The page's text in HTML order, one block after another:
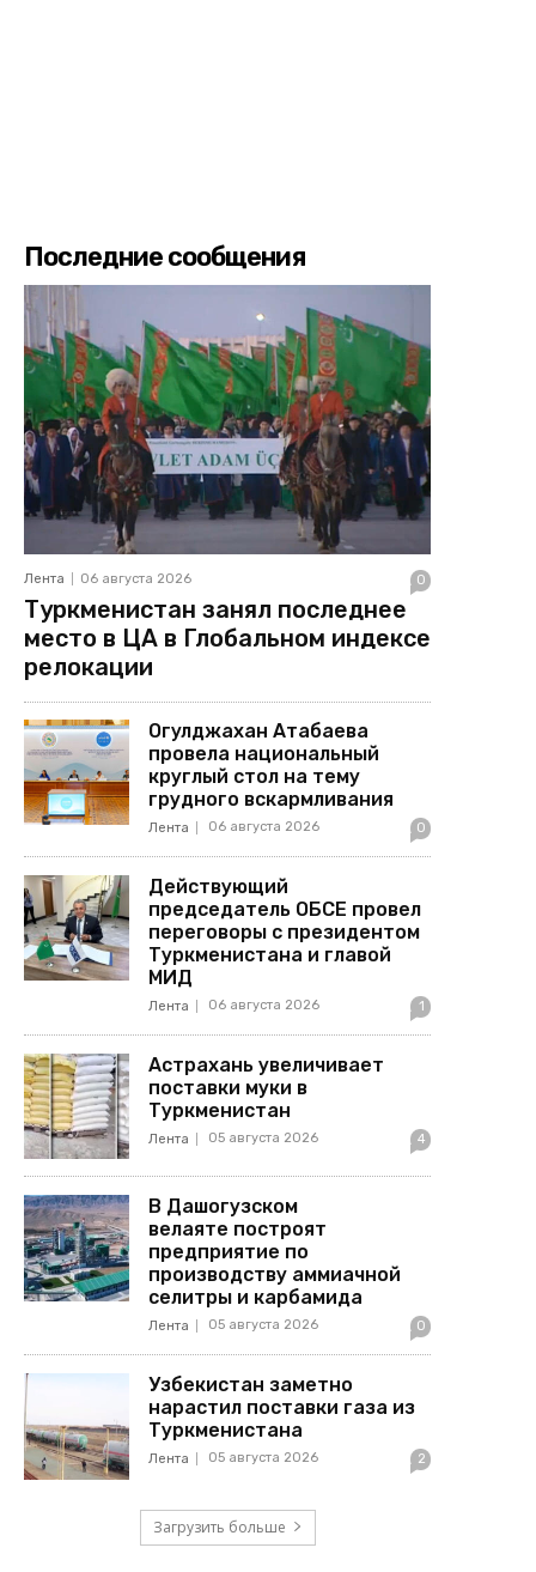
Последние сообщения
Лента 06 августа 2026 0
Туркменистан занял последнее
место в ЦА в Глобальном индексе
релокации
Огулджахан Атабаева
провела национальный
круглый стол на тему
грудного вскармливания
Лента 06 августа 2026 0
Действующий
председатель ОБСЕ провел
переговоры с президентом
Туркменистана и главой
МИД
Лента 06 августа 2026 1
Астрахань увеличивает
поставки муки в
Туркменистан
Лента 05 августа 2026 4
В Дашогузском
велаяте построят
предприятие по
производству аммиачной
селитры и карбамида
Лента 05 августа 2026 0
Узбекистан заметно
нарастил поставки газа из
Туркменистана
Лента 05 августа 2026 2
Загрузить больше